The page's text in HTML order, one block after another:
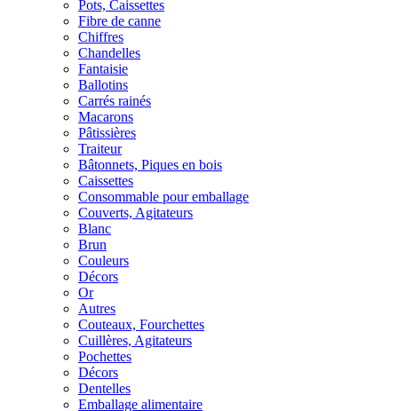
Pots, Caissettes
Fibre de canne
Chiffres
Chandelles
Fantaisie
Ballotins
Carrés rainés
Macarons
Pâtissières
Traiteur
Bâtonnets, Piques en bois
Caissettes
Consommable pour emballage
Couverts, Agitateurs
Blanc
Brun
Couleurs
Décors
Or
Autres
Couteaux, Fourchettes
Cuillères, Agitateurs
Pochettes
Décors
Dentelles
Emballage alimentaire